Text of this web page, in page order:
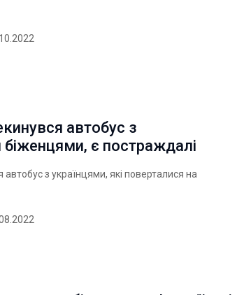
автобус з
біженцями, є постраждалі
автобус з українцями, які поверталися на